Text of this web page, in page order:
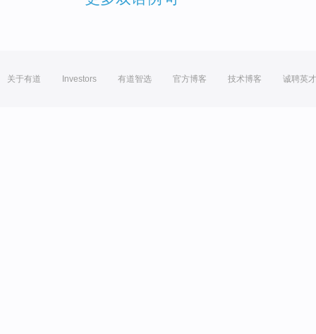
关于有道 Investors 有道智选 官方博客 技术博客 诚聘英才